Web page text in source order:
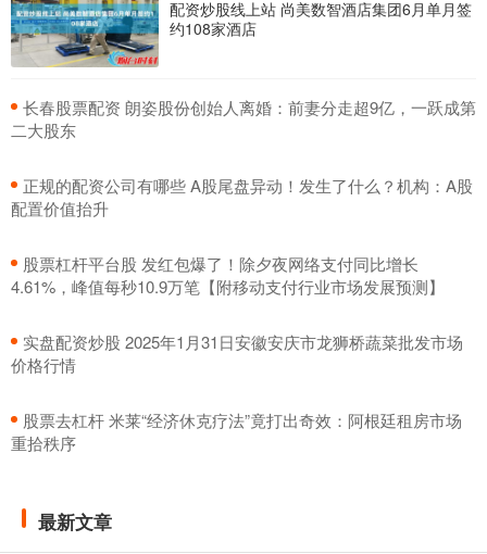
配资炒股线上站 尚美数智酒店集团6月单月签
约108家酒店
​长春股票配资 朗姿股份创始人离婚：前妻分走超9亿，一跃成第
二大股东
​正规的配资公司有哪些 A股尾盘异动！发生了什么？机构：A股
配置价值抬升
​股票杠杆平台股 发红包爆了！除夕夜网络支付同比增长
4.61%，峰值每秒10.9万笔【附移动支付行业市场发展预测】
​实盘配资炒股 2025年1月31日安徽安庆市龙狮桥蔬菜批发市场
价格行情
​股票去杠杆 米莱“经济休克疗法”竟打出奇效：阿根廷租房市场
重拾秩序
最新文章